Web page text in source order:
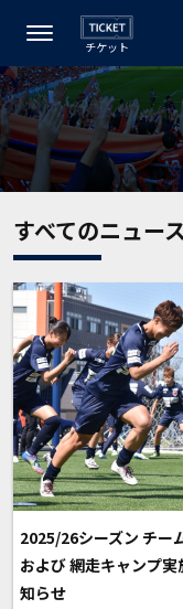
チケット
すべてのニュー
2025/26シーズン チー
および 網走キャンプ実
知らせ